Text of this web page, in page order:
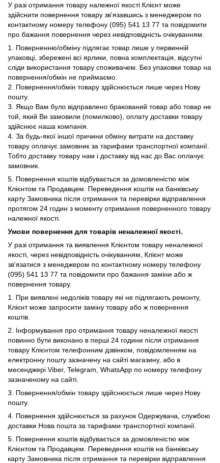
У разі отримання товару належної якості Клієнт може
здійснити повернення товару зв'язавшись з менеджером по
контактному номеру телефону (095) 541 13 77 та повідомити
про бажання повернення через невідповідність очікуванням.
1. Поверненню/обміну підлягає товар лише у первинній
упаковці, збережені всі ярлики, повна комплектація, відсутні
сліди використання товару споживачем. Без упаковки товар на
повернення/обмін не приймаємо.
2. Повернення/обмін товару здійснюється лише через Нову
пошту.
3. Якщо Вам було відправлено бракований товар або товар не
той, який Ви замовили (помилково), оплату доставки товару
здійснює наша компанія.
4. За будь-якої іншої причини обміну витрати на доставку
товару оплачує замовник за тарифами транспортної компанії.
Тобто доставку товару нам і доставку від нас до Вас оплачує
замовник.
5. Повернення коштів відбувається за домовленістю між
Клієнтом та Продавцем. Переведення коштів на банківську
карту Замовника після отримання та перевірки відправлення
протягом 24 годин з моменту отримання поверненного товару
належної якості.
Умови повернення для товарів неналежної якості.
У разі отримання та виявлення Клієнтом товару неналежної
якості, через невідповідність очікуванням, Клієнт може
зв'язатися з менеджером по контактному номеру телефону
(095) 541 13 77 та повідомити про бажання заміни або ж
повернення товару.
1.
При виявлені недоліків товару які не підлягають ремонту,
Клієнт може запросити заміну товару або ж повернення
коштів.
2. Інформування про отримання товару неналежної якості
повинно бути виконано в перші 24 години після отримання
товару Клієнтом телефонним дзвінком, повідомленням на
електронну пошту зазначену на сайті магазину, або в
месенджері Viber, Telegram, WhatsApp по номеру телефону
зазначеному на сайті.
3. Повернення/обмін товару здійснюється лише через Нову
пошту.
4. Повернення здійснюється за рахунок Одержувача, службою
доставки Нова пошта за тарифами транспортної компанії.
5. Повернення коштів відбувається за домовленістю між
Клієнтом та Продавцем. Переведення коштів на банківську
карту Замовника після отримання та перевірки відправлення